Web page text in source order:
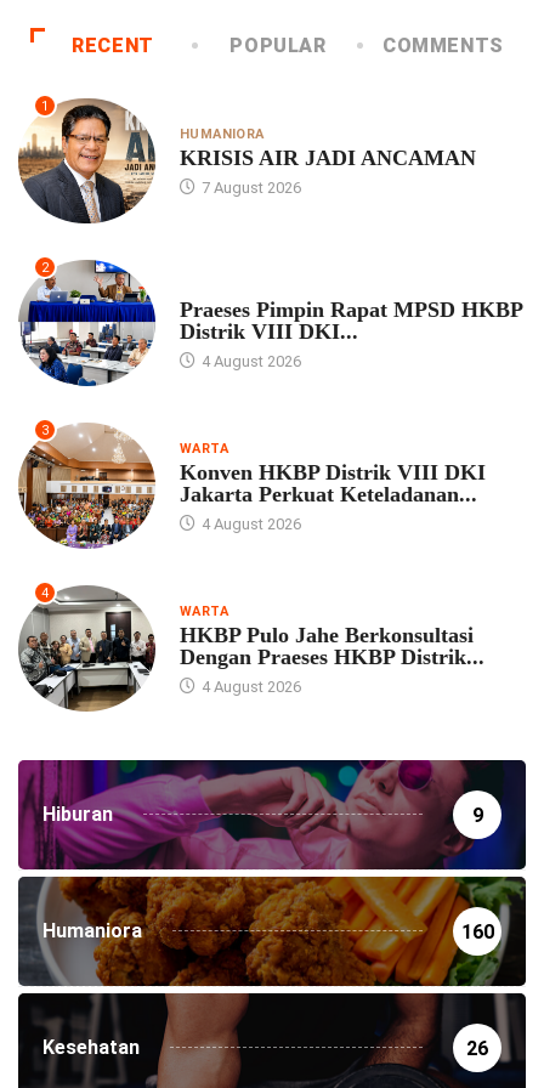
RECENT POPULAR COMMENTS
1
HUMANIORA
KRISIS AIR JADI ANCAMAN
7 August 2026
2
Praeses Pimpin Rapat MPSD HKBP
Distrik VIII DKI...
4 August 2026
3
WARTA
Konven HKBP Distrik VIII DKI
Jakarta Perkuat Keteladanan...
4 August 2026
4
WARTA
HKBP Pulo Jahe Berkonsultasi
Dengan Praeses HKBP Distrik...
4 August 2026
Hiburan 9
Humaniora 160
Kesehatan 26